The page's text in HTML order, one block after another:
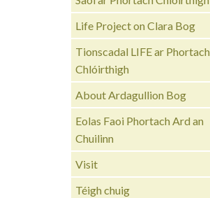
Life Project on Clara Bog
Tionscadal LIFE ar Phortach
Chlóirthigh
About Ardagullion Bog
Eolas Faoi Phortach Ard an
Chuilinn
Visit
Téigh chuig